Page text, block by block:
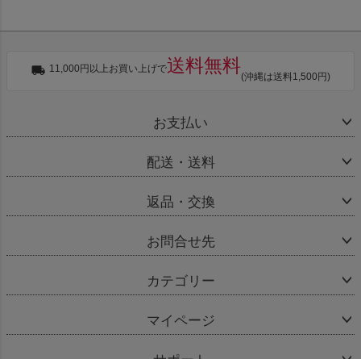
11,000円以上お買い上げで送料無料
(沖縄は送料1,500円)
お支払い
配送・送料
返品・交換
お問合せ先
カテゴリー
マイページ